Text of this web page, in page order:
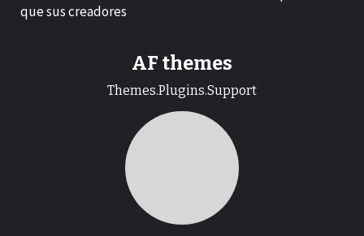
que sus creadores
AF themes
Themes.Plugins.Support